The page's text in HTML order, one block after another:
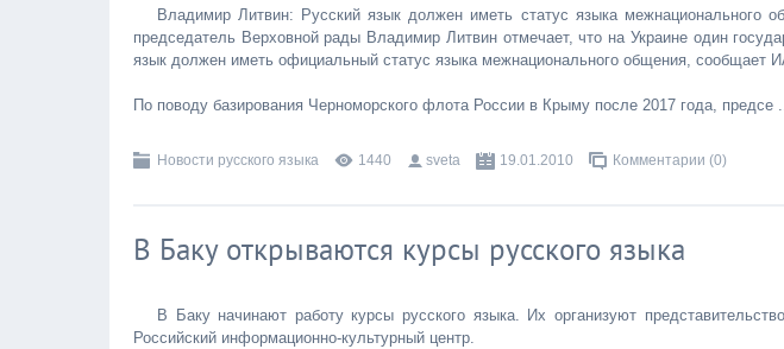
Владимир Литвин: Русский язык должен иметь статус языка межнационального
председатель Верховной рады Владимир Литвин отмечает, что на Украине один
язык должен иметь официальный статус языка межнационального общения, сообщает
По поводу базирования Черноморского флота России в Крыму после 2017 года, предсе
Новости русского языка 1440 sveta 19.01.2010 Комментарии (0)
В Баку открываются курсы русского языка
В Баку начинают работу курсы русского языка. Их организуют
Российский информационно-культурный центр.